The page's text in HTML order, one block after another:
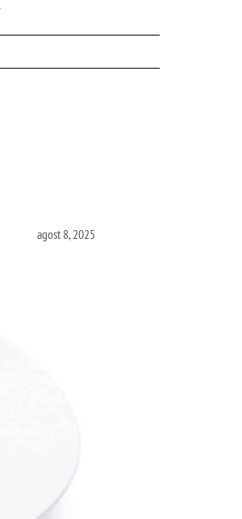
agost 8, 2025